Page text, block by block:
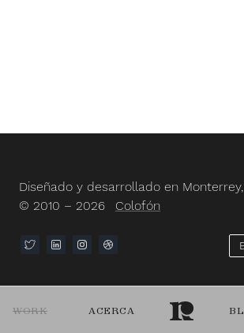
WORK ACERCA
Diseñado y desarrollado en Monterrey,
© 2010 – 2026
Colofón